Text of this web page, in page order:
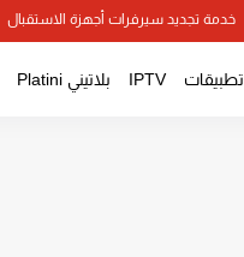
خدمة تجديد سيرفرات أجهزة الاستقبال
تطبيقات IPTV بلاتيني Platini